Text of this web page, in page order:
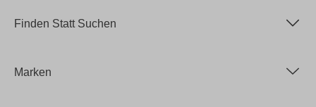
Finden Statt Suchen
Marken